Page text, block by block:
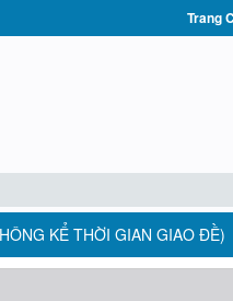
Trang
KỂ THỜI GIAN GIAO ĐỀ)